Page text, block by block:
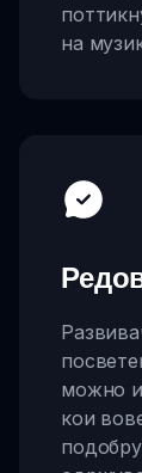
на
можно
кои